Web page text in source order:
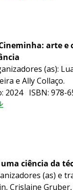
arte
(as):
e Ally Collaço.
2024 ISBN: 978-
uma ciência da
(as) e
Crislaine